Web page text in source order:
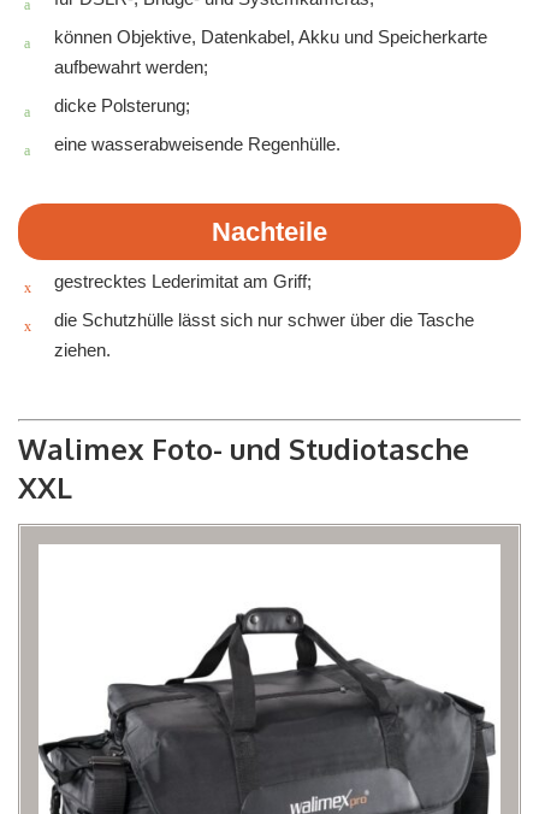
können Objektive, Datenkabel, Akku und Speicherkarte
aufbewahrt werden;
dicke Polsterung;
eine wasserabweisende Regenhülle.
Nachteile
gestrecktes Lederimitat am Griff;
die Schutzhülle lässt sich nur schwer über die Tasche
ziehen.
Walimex Foto- und Studiotasche
XXL